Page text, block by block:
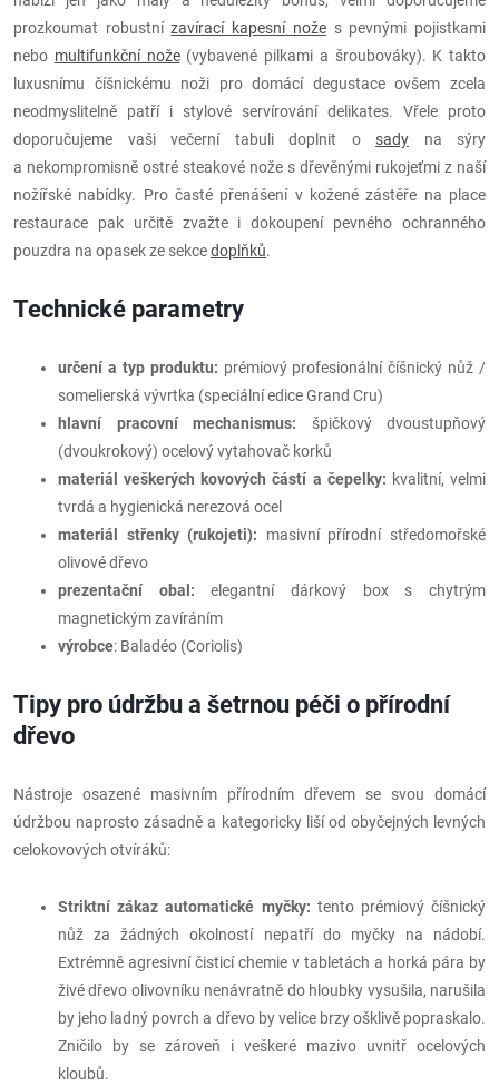
prozkoumat robustnízavírací kapesní nožes pevnými pojistkami
nebo multifunkční nože(vybavené pilkami a šroubováky). K takto
luxusnímu číšnickému noži pro domácí degustace ovšem zcela
neodmyslitelně patří i stylové servírování delikates. Vřele proto
doporučujeme vaši večerní tabuli doplnit o sady na sýry
a nekompromisně ostré steakové nože s dřevěnými rukojeťmi z naší
nožířské nabídky. Pro časté přenášení v kožené zástěře na place
restaurace pak určitě zvažte i dokoupení pevného ochranného
pouzdra na opasek ze sekcedoplňků.
Technické parametry
určení a typ produktu: prémiový profesionální číšnický nůž /
somelierská vývrtka (speciální edice Grand Cru)
hlavní pracovní mechanismus: špičkový dvoustupňový
(dvoukrokový) ocelový vytahovač korků
materiál veškerých kovových částí a čepelky: kvalitní, velmi
tvrdá a hygienická nerezová ocel
materiál střenky (rukojeti): masivní přírodní středomořské
olivové dřevo
prezentační obal: elegantní dárkový box s chytrým
magnetickým zavíráním
výrobce: Baladéo (Coriolis)
Tipy pro údržbu a šetrnou péči o přírodní
dřevo
Nástroje osazené masivním přírodním dřevem se svou domácí
údržbou naprosto zásadně a kategoricky liší od obyčejných levných
celokovových otvíráků:
Striktní zákaz automatické myčky: tento prémiový číšnický
nůž za žádných okolností nepatří do myčky na nádobí.
Extrémně agresivní čisticí chemie v tabletách a horká pára by
živé dřevo olivovníku nenávratně do hloubky vysušila, narušila
by jeho ladný povrch a dřevo by velice brzy ošklivě popraskalo.
Zničilo by se zároveň i veškeré mazivo uvnitř ocelových
kloubů.